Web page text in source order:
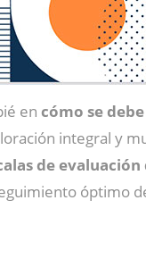
en cómo se
integral y
de evaluación
óptimo